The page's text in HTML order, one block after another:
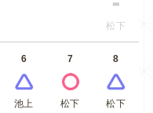
松下
6
池上
7
松下
8
松下